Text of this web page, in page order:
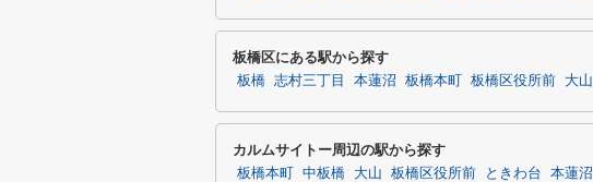
板橋区にある駅から探す
板橋 志村三丁目 本蓮沼 板橋本町 板橋区役所前 大山
カルムサイトー周辺の駅から探す
板橋本町 中板橋 大山 板橋区役所前 ときわ台 本蓮沼